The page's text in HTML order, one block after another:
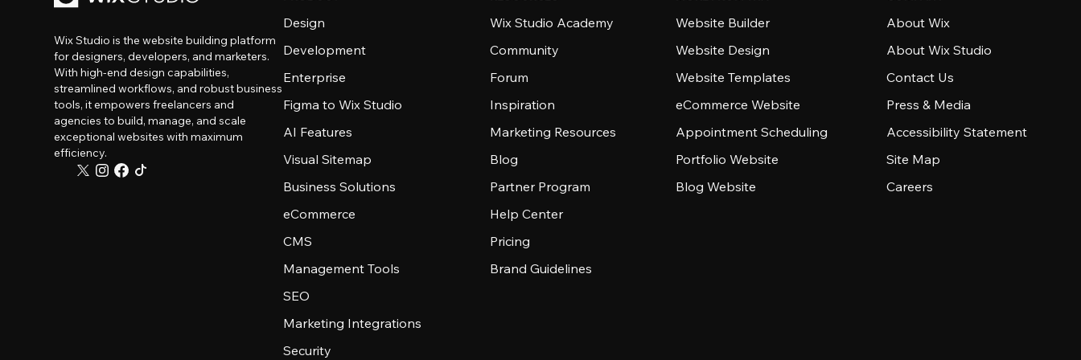
Wix Studio is the website building platform
for designers, developers, and marketers.
With high-end design capabilities,
streamlined workflows, and robust business
tools, it empowers freelancers and
agencies to build, manage, and scale
exceptional websites with maximum
efficiency.
Design
Development
Enterprise
Figma to Wix Studio
AI Features
Visual Sitemap
Business Solutions
eCommerce
CMS
Management Tools
SEO
Marketing Integrations
Security
Wix Studio Academy
Community
Forum
Inspiration
Marketing Resources
Blog
Partner Program
Help Center
Pricing
Brand Guidelines
Website Builder
Website Design
Website Templates
eCommerce Website
Appointment Scheduling
Portfolio Website
Blog Website
About Wix
About Wix Studio
Contact Us
Press & Media
Accessibility Statement
Site Map
Careers